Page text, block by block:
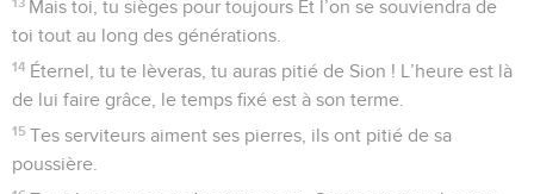
Mais toi, tu sièges pour toujours Et l’on se souviendra de
toi tout au long des générations.
14 Éternel, tu te lèveras, tu auras pitié de Sion ! L’heure est là
de lui faire grâce, le temps fixé est à son terme.
15 Tes serviteurs aiment ses pierres, ils ont pitié de sa
poussière.